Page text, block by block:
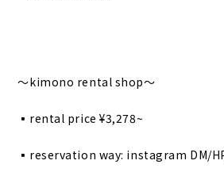
〜kimono rental shop〜
▪︎rental price ¥3,278~
▪︎reservation way: instagram DM/